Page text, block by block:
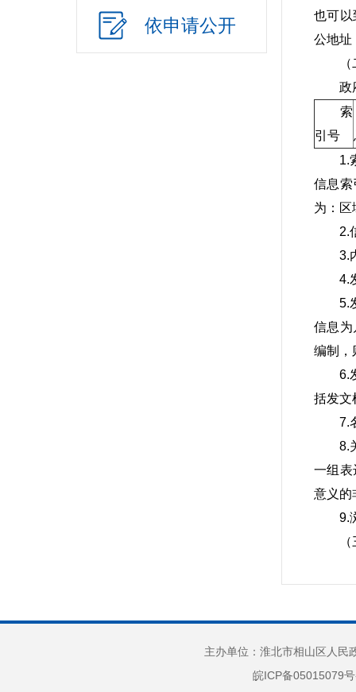
依申请公开
也可以
公地址
政
索
引号
1.
信息索
为：区
2.
3.
4.
5.
信息为
编制，
6.
括发文
7.
8.
一组表
意义的
9.
2
周一至
（2
主办单位：淮北市相山区人
皖ICP备05015079